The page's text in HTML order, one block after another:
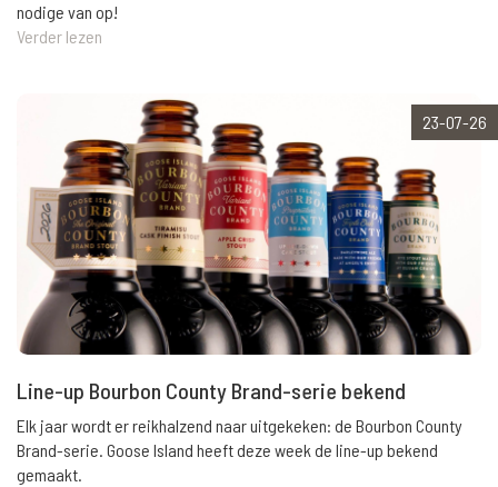
nodige van op!
Verder lezen
23-07-26
Line-up Bourbon County Brand-serie bekend
Elk jaar wordt er reikhalzend naar uitgekeken: de Bourbon County
Brand-serie. Goose Island heeft deze week de line-up bekend
gemaakt.